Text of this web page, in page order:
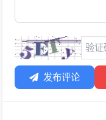
发布评论